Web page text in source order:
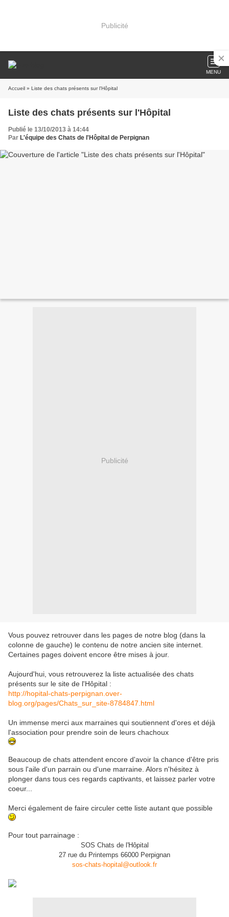
Publicité
MENU
Accueil » Liste des chats présents sur l'Hôpital
Liste des chats présents sur l'Hôpital
Publié le 13/10/2013 à 14:44
Par L'équipe des Chats de l'Hôpital de Perpignan
Publicité
Vous pouvez retrouver dans les pages de notre blog (dans la
colonne de gauche) le contenu de notre ancien site internet.
Certaines pages doivent encore être mises à jour.
Aujourd'hui, vous retrouverez la liste actualisée des chats
présents sur le site de l'Hôpital :
http://hopital-chats-perpignan.over-
blog.org/pages/Chats_sur_site-8784847.html
Un immense merci aux marraines qui soutiennent d'ores et déjà
l'association pour prendre soin de leurs chachoux
Beaucoup de chats attendent encore d'avoir la chance d'être pris
sous l'aile d'un parrain ou d'une marraine. Alors n'hésitez à
plonger dans tous ces regards captivants, et laissez parler votre
coeur...
Merci également de faire circuler cette liste autant que possible
Pour tout parrainage :
SOS Chats de l'Hôpital
27 rue du Printemps 66000 Perpignan
sos-chats-hopital@outlook.fr